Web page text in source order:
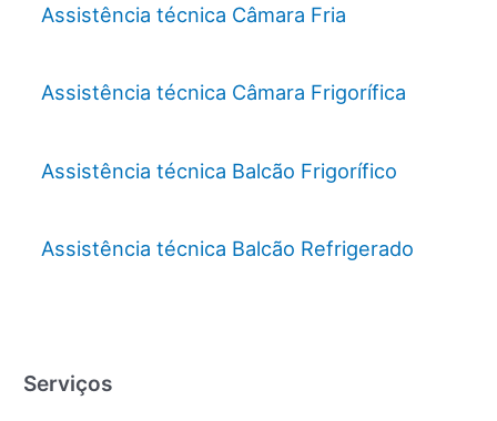
Assistência técnica Câmara Fria
Assistência técnica Câmara Frigorífica
Assistência técnica Balcão Frigorífico
Assistência técnica Balcão Refrigerado
Serviços